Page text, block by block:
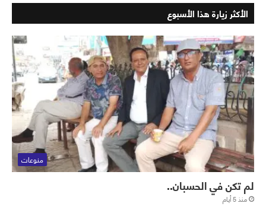
الأكثر زيارة هذا الأسبوع
منوعات
لم تكن في الحسبان..
منذ 5 أيام